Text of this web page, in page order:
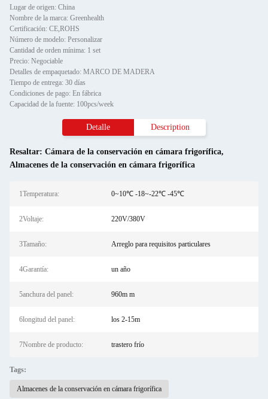
Lugar de origen: China
Nombre de la marca: Greenhealth
Certificación: CE,ROHS
Número de modelo: Personalizar
Cantidad de orden mínima: 1 set
Precio: Negociable
Detalles de empaquetado: MARCO DE MADERA
Tiempo de entrega: 30 días
Condiciones de pago: En fábrica
Capacidad de la fuente: 100pcs/week
Detalle Description
Resaltar: Cámara de la conservación en cámara frigorífica,
Almacenes de la conservación en cámara frigorífica
1Temperatura: 0~10℃ -18~-22℃ -45℃
2Voltaje: 220V/380V
3Tamaño: Arreglo para requisitos particulares
4Garantía: un año
5anchura del panel: 960m m
6longitud del panel: los 2-15m
7Nombre de producto: trastero frío
Tags:
Almacenes de la conservación en cámara frigorífica